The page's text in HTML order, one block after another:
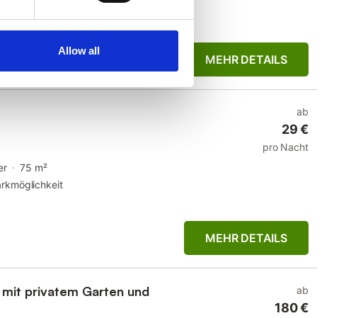
Allow all
MEHR DETAILS
75 m²
ab
29 €
pro Nacht
MEHR DETAILS
privatem Garten und
ab
180 €